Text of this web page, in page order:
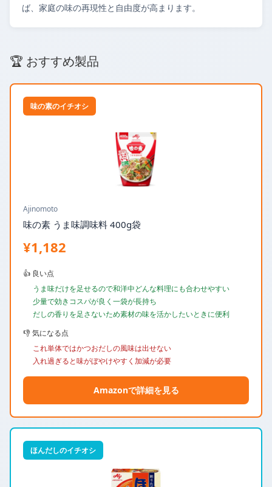
ば、家庭の味の再現性と自由度が高まります。
🏆 おすすめ製品
味の素のイチオシ
Ajinomoto
味の素 うま味調味料 400g袋
¥1,182
👍 良い点
うま味だけを足せるので和洋中どんな料理にも合わせやすい
少量で効きコスパが良く一袋が長持ち
だしの香りを足さないため素材の味を活かしたいときに便利
👎 気になる点
これ単体ではかつおだしの風味は出せない
入れ過ぎると味がぼやけやすく加減が必要
Amazonで詳細を見る
ほんだしのイチオシ